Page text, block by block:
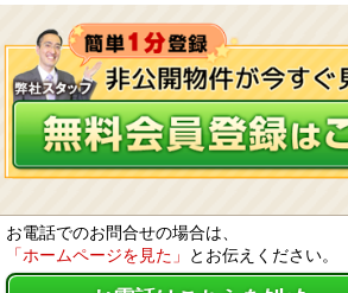
個人情報に適用される「個人情報の保護に関する
遵守するとともに、一般に公正妥当と認められる
慣行に準拠し、適切に取り扱います。
個人情報の取扱いに関する規程を明確にし、従業
た、取引先等に対しても適切に個人情報を取り扱
個人情報の取得に際しては、利用目的を特定して
目的に従って個人情報を取り扱います。
個人情報の漏洩、紛失、改ざん等を防止するため
な管理を行います。
保有する個人情報について、お客様本人からの開
の依頼を所定の窓口でお受けして、誠意をもって
いを外部に委託することがあります。委託する場
保するための契約締結、実施状況の点検などを行い
3. 第三者への開示・提供
当社は、「2. 個人情報の預託」に記載した外部委
お電話でのお問合せの場合は、
「ホームページを見た」
とお伝えください。